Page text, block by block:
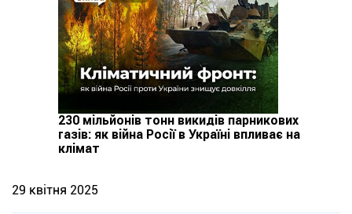
230 мільйонів тонн викидів парникових
газів: як війна Росії в Україні впливає на
клімат
29 квітня 2025